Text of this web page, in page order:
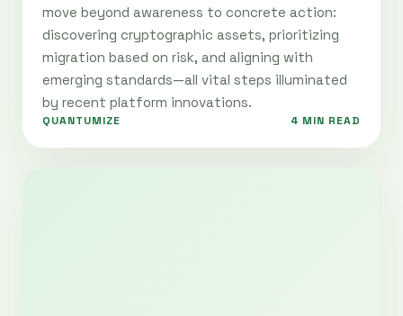
move beyond awareness to concrete action:
discovering cryptographic assets, prioritizing
migration based on risk, and aligning with
emerging standards—all vital steps illuminated
by recent platform innovations.
QUANTUMIZE 4 MIN READ